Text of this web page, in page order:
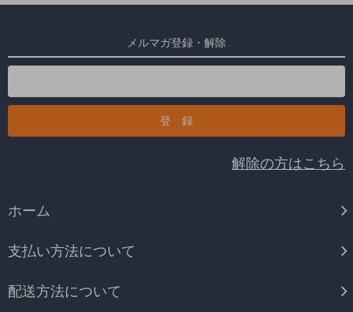
メルマガ登録・解除
解除の方はこちら
ホーム
支払い方法について
配送方法について